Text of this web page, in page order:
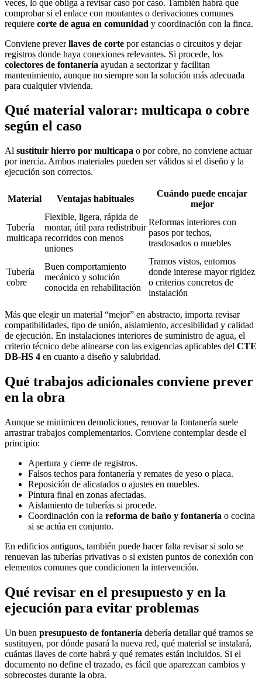
veces, lo que obliga a revisar caso por caso. También habrá que
comprobar si el enlace con montantes o derivaciones comunes
requiere corte de agua en comunidad y coordinación con la finca.
Conviene preverllaves de corte por estancias o circuitos y dejar
registros donde haya conexiones relevantes. Si procede, los
colectores de fontanería ayudan a sectorizar y facilitan
mantenimiento, aunque no siempre son la solución más adecuada
para cualquier vivienda.
Qué material valorar: multicapa o cobre
según el caso
Al sustituir hierro por multicapa o por cobre, no conviene actuar
por inercia. Ambos materiales pueden ser válidos si el diseño y la
ejecución son correctos.
Material Ventajas habituales
Cuándo puede encajar
mejor
Tubería
multicapa
Flexible, ligera, rápida de
montar, útil para redistribuir
recorridos con menos
uniones
Reformas interiores con
pasos por techos,
trasdosados o muebles
Tubería
cobre
Buen comportamiento
mecánico y solución
conocida en rehabilitación
Tramos vistos, entornos
donde interese mayor rigidez
o criterios concretos de
instalación
Más que elegir un material “mejor” en abstracto, importa revisar
compatibilidades, tipo de unión, aislamiento, accesibilidad y calidad
de ejecución. En instalaciones interiores de suministro de agua, el
criterio técnico debe alinearse con las exigencias aplicables del CTE
DB-HS 4 en cuanto a diseño y salubridad.
Qué trabajos adicionales conviene prever
en la obra
Aunque se minimicen demoliciones, renovar la fontanería suele
arrastrar trabajos complementarios. Conviene contemplar desde el
principio:
Apertura y cierre de registros.
Falsos techos para fontanería y remates de yeso o placa.
Reposición de alicatados o ajustes en muebles.
Pintura final en zonas afectadas.
Aislamiento de tuberías si procede.
Coordinación con la reforma de baño y fontanería o cocina
si se actúa en conjunto.
En edificios antiguos, también puede hacer falta revisar si solo se
renuevan las tuberías privativas o si existen puntos de conexión con
elementos comunes que condicionen la intervención.
Qué revisar en el presupuesto y en la
ejecución para evitar problemas
Un buen presupuesto de fontanería debería detallar qué tramos se
sustituyen, por dónde pasará la nueva red, qué material se instalará,
cuántas llaves de corte habrá y qué remates están incluidos. Si el
documento no define el trazado, es fácil que aparezcan cambios y
sobrecostes durante la obra.